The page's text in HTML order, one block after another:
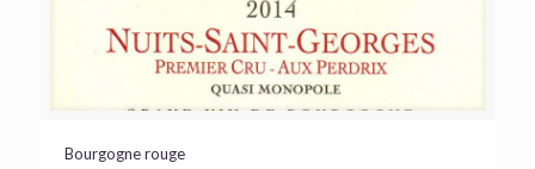
Bourgogne rouge